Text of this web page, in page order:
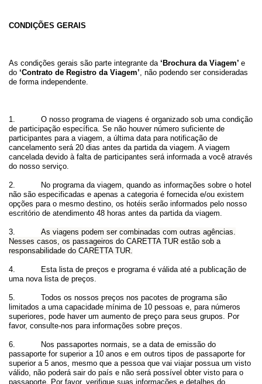
CONDIÇÕES GERAIS
As condições gerais são parte integrante da ‘Brochura da Viagem’ e
do ‘Contrato de Registro da Viagem’, não podendo ser consideradas
de forma independente.
1. O nosso programa de viagens é organizado sob uma condição
de participação específica. Se não houver número suficiente de
participantes para a viagem, a última data para notificação de
cancelamento será 20 dias antes da partida da viagem. A viagem
cancelada devido à falta de participantes será informada a você através
do nosso serviço.
2. No programa da viagem, quando as informações sobre o hotel
não são especificadas e apenas a categoria é fornecida e/ou existem
opções para o mesmo destino, os hotéis serão informados pelo nosso
escritório de atendimento 48 horas antes da partida da viagem.
3. As viagens podem ser combinadas com outras agências.
Nesses casos, os passageiros do CARETTA TUR estão sob a
responsabilidade do CARETTA TUR.
4. Esta lista de preços e programa é válida até a publicação de
uma nova lista de preços.
5. Todos os nossos preços nos pacotes de programa são
limitados a uma capacidade mínima de 10 pessoas e, para números
superiores, pode haver um aumento de preço para seus grupos. Por
favor, consulte-nos para informações sobre preços.
6. Nos passaportes normais, se a data de emissão do
passaporte for superior a 10 anos e em outros tipos de passaporte for
superior a 5 anos, mesmo que a pessoa que vai viajar possua um visto
válido, não poderá sair do país e não será possível obter visto para o
passaporte. Por favor, verifique suas informações e detalhes do